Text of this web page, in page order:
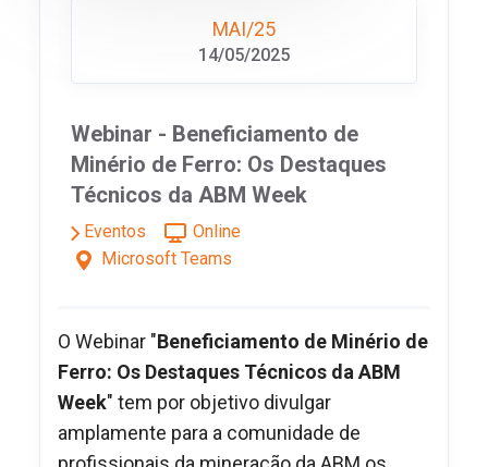
MAI/25
14/05/2025
Webinar - Beneficiamento de
Minério de Ferro: Os Destaques
Técnicos da ABM Week
Eventos
Online
Microsoft Teams
O Webinar "Beneficiamento de Minério de
Ferro: Os Destaques Técnicos da ABM
Week" tem por objetivo divulgar
amplamente para a comunidade de